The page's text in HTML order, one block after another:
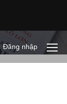
Đăng nhập